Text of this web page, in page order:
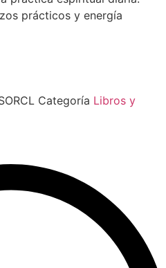
prácticos y energía
Categoría Libros y